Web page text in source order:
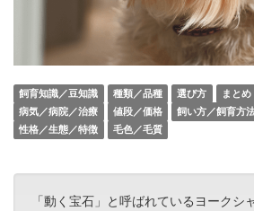
飼育知識／豆知識 種類／品種 選び方 まとめ
病気／病院／治療
値段／価格 飼い方／飼育方
性格／生態／特徴
毛色／毛質
「動く宝石」と呼ばれているヨークシ